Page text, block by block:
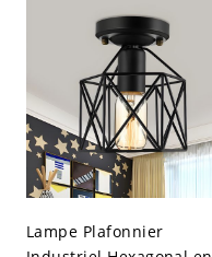
Contemporain -
Transparent 110 V-120 V
Lampe Plafonnier